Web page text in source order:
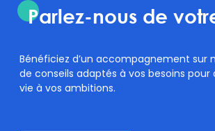
Parlez-nous de
Bénéficiez d’un accompagnement sur
de conseils adaptés à vos besoins pour
vie à vos ambitions.